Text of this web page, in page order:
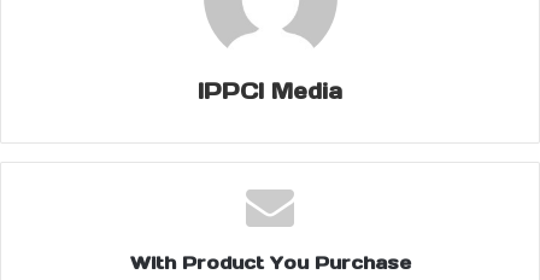
अवशेष भी मिलने की सूचना है, जिससे मृतकों की संख्या बढ़ने की आशंका जताई जा
लोगों को जल्द से जल्द निकाला जा सके। अब तक एक मजदूर के सात वर्षीय बच्चे
आशंका बनी हुई है। प्रशासन ने आसपास के क्षेत्र को सील कर दिया है और राहत
IPPCI Media
With Product You Purchase